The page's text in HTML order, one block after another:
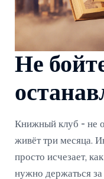
Не
Книжный клуб - не
живёт три месяца.
просто исчезает,
нужно держаться за